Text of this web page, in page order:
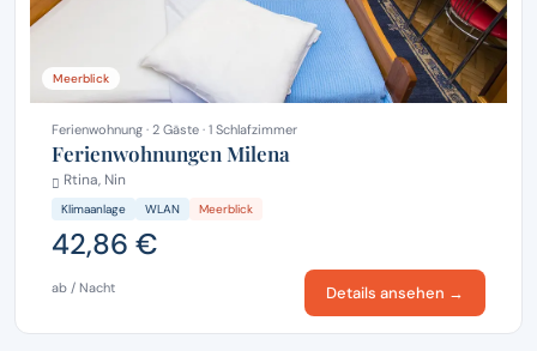
Meerblick
Ferienwohnung · 2 Gäste · 1 Schlafzimmer
Ferienwohnungen Milena
Rtina, Nin
Klimaanlage WLAN Meerblick
42,86 €
ab / Nacht Details ansehen →